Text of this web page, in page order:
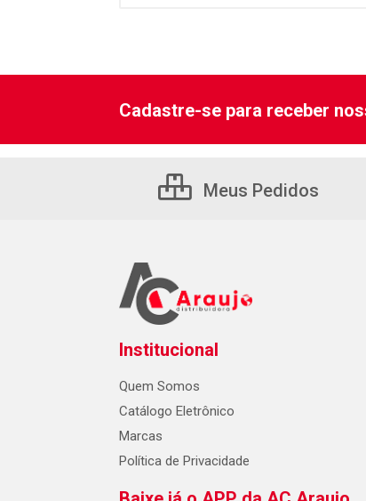
Cadastre-se para receber
Meus Pedidos
Institucional
Quem Somos
Catálogo Eletrônico
Marcas
Política de Privacidade